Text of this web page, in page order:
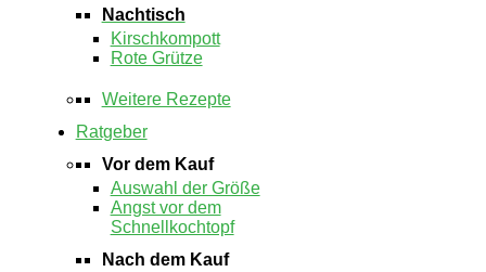
Nachtisch
Kirschkompott
Rote Grütze
Weitere Rezepte
Ratgeber
Vor dem Kauf
Auswahl der Größe
Angst vor dem
Schnellkochtopf
Nach dem Kauf